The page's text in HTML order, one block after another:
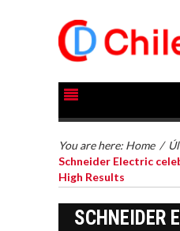
You are here: Home /
Schneider Electric
High Results
SCHNEIDER